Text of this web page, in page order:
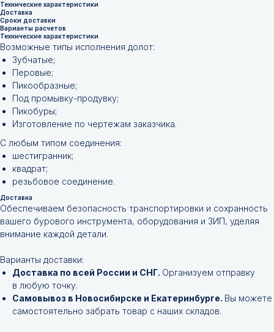
Технические характеристики
Доставка
Сроки доставки
Варианты расчетов
Технические характеристики
Возможные типы исполнения долот:
Зубчатые;
Перовые;
Пикообразные;
Под промывку-продувку;
Пикобуры;
Изготовление по чертежам заказчика.
С любым типом соединения:
шестигранник;
квадрат;
резьбовое соединение.
Доставка
Обеспечиваем безопасность транспортировки и сохранность
вашего бурового инструмента, оборудования и ЗИП, уделяя
внимание каждой детали.
Варианты доставки:
Доставка по всей России и СНГ. Организуем отправку
в любую точку.
Самовывоз в Новосибирске и Екатеринбурге. Вы можете
самостоятельно забрать товар с наших складов.